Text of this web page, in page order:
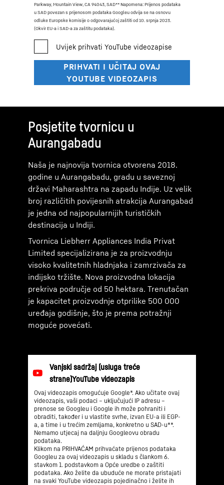
Parkway, Mountain View, CA 94043, SAD** Napomena: Prijenos podataka
u SAD povezan s prijenosom podataka Googleu odvija se na osnovu
odluke Europske komisije o odgovarajućoj zaštiti od 10. srpnja 2023.
(Okvir EU-a i SAD-a za zaštitu podataka).
Posjetite tvornicu u
Aurangabadu
Naša je najnovija tvornica otvorena 2018.
godine u Aurangabadu, gradu u saveznoj
državi Maharashtra na zapadu Indije. Uz velik
broj različitih povijesnih atrakcija Aurangabad
je jedna od najpopularnijih turističkih
destinacija u Indiji.
Tvornica Liebherr Appliances India Privat
Limited specijalizirana je za proizvodnju
visoko kvalitetnih hladnjaka i zamrzivača za
indijsko tržište. Nova proizvodna lokacija
prekriva područje od 50 hektara. Trenutačan
je kapacitet proizvodnje otprilike 500 000
uređaja godišnje, što je prema potražnji
moguće povećati.
Ovaj videozapis omogućuje Google*. Ako učitate ovaj
videozapis, vaši podaci – uključujući IP adresu –
prenose se Googleu i Google ih može pohraniti i
obraditi, također i u vlastite svrhe, izvan EU-a ili EGP-
a, a time i u trećim zemljama, konkretno u SAD-u**.
Nemamo utjecaj na daljnju Googleovu obradu
podataka.
Klikom na PRIHVAĆAM prihvaćate prijenos podataka
Googleu za ovaj videozapis u skladu s člankom 6.
stavkom 1. podstavkom a Opće uredbe o zaštiti
podataka. Ako želite da ubuduće ne morate pristajati
na svaki YouTube videozapis pojedinačno i želite ih